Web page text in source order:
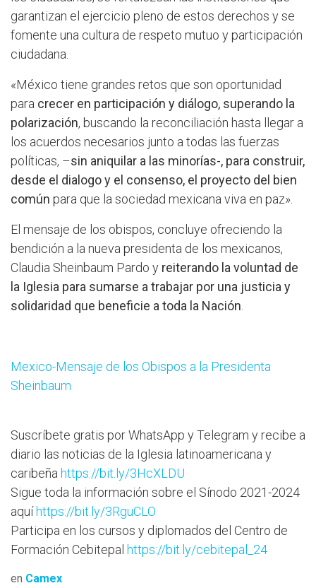
garantizan el ejercicio pleno de estos derechos y se
fomente una cultura de respeto mutuo y participación
ciudadana.
«México tiene grandes retos que son oportunidad
para crecer en participación y diálogo, superando la
polarización, buscando la reconciliación hasta llegar a
los acuerdos necesarios junto a todas las fuerzas
políticas, –sin aniquilar a las minorías-, para construir,
desde el dialogo y el consenso, el proyecto del bien
común para que la sociedad mexicana viva en paz».
El mensaje de los obispos, concluye ofreciendo la
bendición a la nueva presidenta de los mexicanos,
Claudia Sheinbaum Pardo y reiterando la voluntad de
la Iglesia para sumarse a trabajar por una justicia y
solidaridad que beneficie a toda la Nación
Mexico-Mensaje de los Obispos a la Presidenta
Sheinbaum
Suscríbete gratis por WhatsApp y Telegram y recibe a
diario las noticias de la Iglesia latinoamericana y
caribeña https://bit.ly/3HcXLDU
Sigue toda la información sobre el Sínodo 2021-2024
aquí https://bit.ly/3RguCLO
Participa en los cursos y diplomados del Centro de
Formación Cebitepal https://bit.ly/cebitepal_24
en Camex